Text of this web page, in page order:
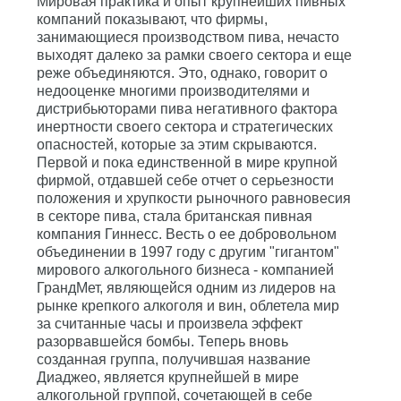
компаний показывают, что фирмы,
занимающиеся производством пива, нечасто
выходят далеко за рамки своего сектора и еще
реже объединяются. Это, однако, говорит о
недооценке многими производителями и
дистрибьюторами пива негативного фактора
инертности своего сектора и стратегических
опасностей, которые за этим скрываются.
Первой и пока единственной в мире крупной
фирмой, отдавшей себе отчет о серьезности
положения и хрупкости рыночного равновесия
в секторе пива, стала британская пивная
компания Гиннесс. Весть о ее добровольном
объединении в 1997 году с другим "гигантом"
мирового алкогольного бизнеса - компанией
ГрандМет, являющейся одним из лидеров на
рынке крепкого алкоголя и вин, облетела мир
за считанные часы и произвела эффект
разорвавшейся бомбы. Теперь вновь
созданная группа, получившая название
Диаджео, является крупнейшей в мире
алкогольной группой, сочетающей в себе